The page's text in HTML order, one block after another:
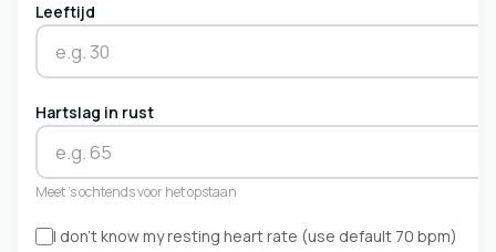
Leeftijd
Hartslag in rust
Meet 's ochtends voor het opstaan
I don't know my resting heart rate (use default 70 bpm)